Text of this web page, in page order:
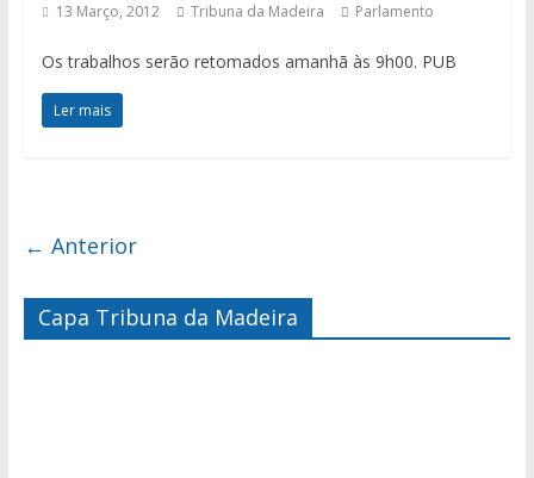
13 Março, 2012 Tribuna da Madeira Parlamento
Os trabalhos serão retomados amanhã às 9h00. PUB
Ler mais
← Anterior
Capa Tribuna da Madeira